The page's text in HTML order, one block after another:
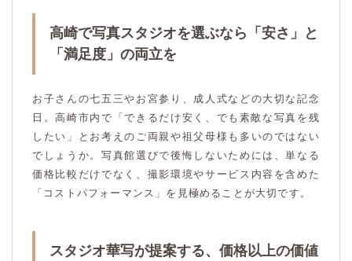
高崎で写真スタジオを選ぶなら「安さ」と
「満足度」の両立を
お子さんの七五三やお宮参り、成人式などの大切な記念
日。高崎市内で「できるだけ安く、でも素敵な写真を残
したい」とお考えのご両親や祖父母様も多いのではない
でしょうか。写真館選びで後悔しないためには、単なる
価格比較だけでなく、撮影環境やサービス内容を含めた
「コストパフォーマンス」を見極めることが大切です。
スタジオ華写が提案する、価格以上の価値